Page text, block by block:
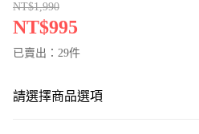
NT$1,990
NT$995
已賣出：29件
請選擇商品選項